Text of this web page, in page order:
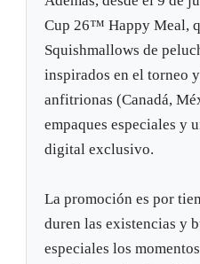
Cup 26™ Happy Meal,
Squishmallows de
inspirados en el torneo
anfitrionas (Canadá,
empaques especiales y
digital exclusivo.
La promoción es por
duren las existencias y
especiales los